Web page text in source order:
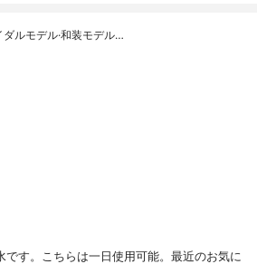
ルモデル·和装モデル…
です。こちらは一日使用可能。最近のお気に